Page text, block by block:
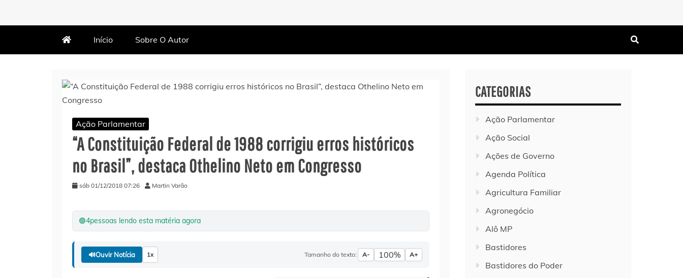
Início Sobre O Autor
Ação Parlamentar
“A Constituição Federal de 1988 corrigiu erros históricos
no Brasil”, destaca Othelino Neto em Congresso
sáb 01/12/2018 07:26 Martin Varão
🟢4pessoas lendo esta matéria agora
🔊Ouvir Notícia 1x Tamanho do texto: A- 100% A+
CATEGORIAS
Ação Parlamentar
Ação Social
Ações de Governo
Agenda Política
Agricultura Familiar
Agronegócio
Alô MP
Bastidores
Bastidores do Poder